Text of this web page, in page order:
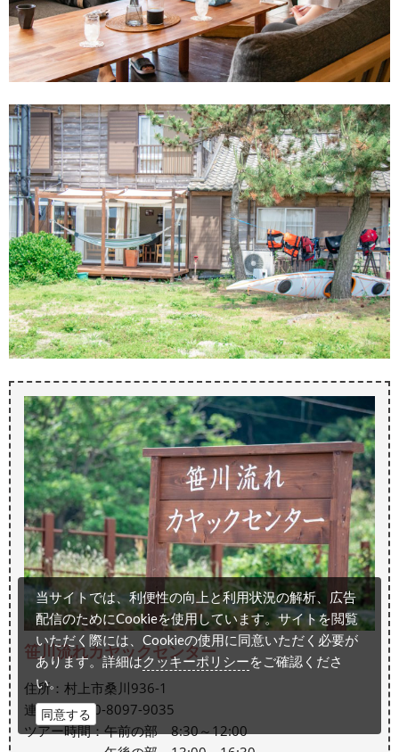
笹川流れカヤックセンター
住所：村上市桑川936-1
連絡先：080-8097-9035
ツアー時間：午前の部 8:30～12:00
当サイトでは、利便性の向上と利用状況の解析、広告
配信のためにCookieを使用しています。サイトを閲覧
いただく際には、Cookieの使用に同意いただく必要が
あります。詳細はクッキーポリシーをご確認くださ
い。
同意する